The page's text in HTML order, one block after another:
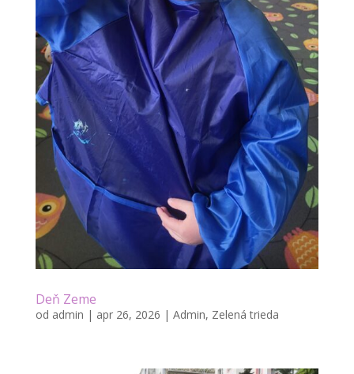
Deň Zeme
od admin | apr 26, 2026 | Admin, Zelená trieda